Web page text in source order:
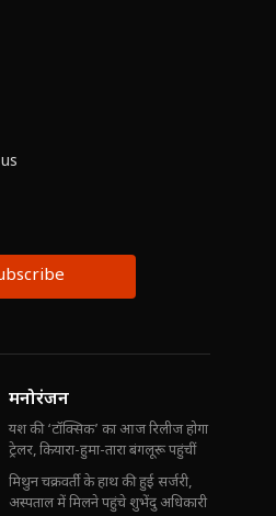
मनोरंजन
यश की ‘टॉक्सिक’ का आज रिलीज होगा
ट्रेलर, कियारा-हुमा-तारा बंगलूरू पहुंचीं
मिथुन चक्रवर्ती के हाथ की हुई सर्जरी,
अस्पताल में मिलने पहुंचे शुभेंदु अधिकारी